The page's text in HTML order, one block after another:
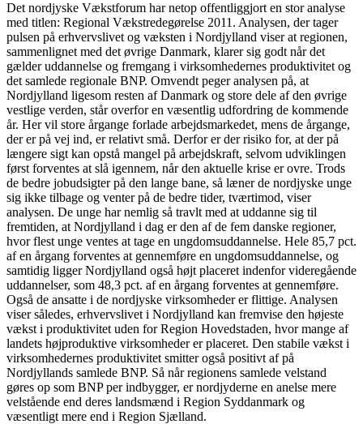
Det nordjyske Vækstforum har netop offentliggjort en stor analyse
med titlen: Regional Vækstredegørelse 2011. Analysen, der tager
pulsen på erhvervslivet og væksten i Nordjylland viser at regionen,
sammenlignet med det øvrige Danmark, klarer sig godt når det
gælder uddannelse og fremgang i virksomhedernes produktivitet og
det samlede regionale BNP. Omvendt peger analysen på, at
Nordjylland ligesom resten af Danmark og store dele af den øvrige
vestlige verden, står overfor en væsentlig udfordring de kommende
år. Her vil store årgange forlade arbejdsmarkedet, mens de årgange,
der er på vej ind, er relativt små. Derfor er der risiko for, at der på
længere sigt kan opstå mangel på arbejdskraft, selvom udviklingen
først forventes at slå igennem, når den aktuelle krise er ovre. Trods
de bedre jobudsigter på den lange bane, så læner de nordjyske unge
sig ikke tilbage og venter på de bedre tider, tværtimod, viser
analysen. De unge har nemlig så travlt med at uddanne sig til
fremtiden, at Nordjylland i dag er den af de fem danske regioner,
hvor flest unge ventes at tage en ungdomsuddannelse. Hele 85,7 pct.
af en årgang forventes at gennemføre en ungdomsuddannelse, og
samtidig ligger Nordjylland også højt placeret indenfor videregående
uddannelser, som 48,3 pct. af en årgang forventes at gennemføre.
Også de ansatte i de nordjyske virksomheder er flittige. Analysen
viser således, erhvervslivet i Nordjylland kan fremvise den højeste
vækst i produktivitet uden for Region Hovedstaden, hvor mange af
landets højproduktive virksomheder er placeret. Den stabile vækst i
virksomhedernes produktivitet smitter også positivt af på
Nordjyllands samlede BNP. Så når regionens samlede velstand
gøres op som BNP per indbygger, er nordjyderne en anelse mere
velstående end deres landsmænd i Region Syddanmark og
væsentligt mere end i Region Sjælland.